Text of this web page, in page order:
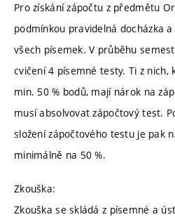
Pro získání zápočtu z předmětu
podmínkou pravidelná docházka
všech písemek. V průběhu
cvičení 4 písemné testy. Ti z
min. 50 % bodů, mají nárok na
musí absolvovat zápočtový test.
složení zápočtového testu je pak
minimálně na 50 %.
Zkouška:
Zkouška se skládá z písemné a